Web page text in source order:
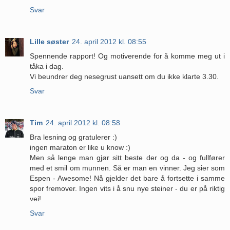
Svar
Lille søster 24. april 2012 kl. 08:55
Spennende rapport! Og motiverende for å komme meg ut i
tåka i dag.
Vi beundrer deg nesegrust uansett om du ikke klarte 3.30.
Svar
Tim 24. april 2012 kl. 08:58
Bra lesning og gratulerer :)
ingen maraton er like u know :)
Men så lenge man gjør sitt beste der og da - og fullfører
med et smil om munnen. Så er man en vinner. Jeg sier som
Espen - Awesome! Nå gjelder det bare å fortsette i samme
spor fremover. Ingen vits i å snu nye steiner - du er på riktig
vei!
Svar